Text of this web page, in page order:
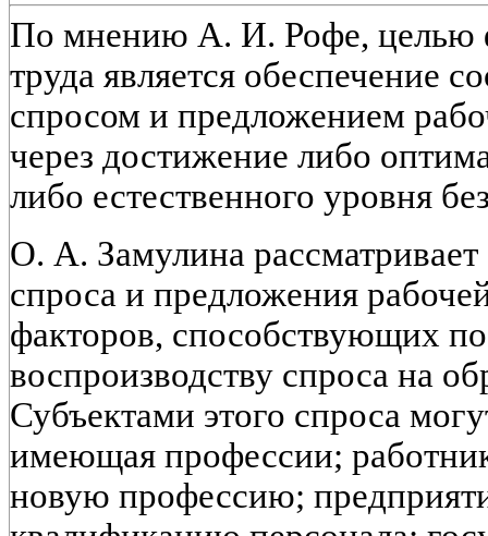
По мнению А. И. Рофе, целью
труда является обеспечение
спросом и предложением
через достижение либо
либо естественного уровня
О. А. Замулина
спроса и предложения
факторов, способствующих
воспроизводству спроса на
Субъектами этого спроса
имеющая профессии;
новую профессию;